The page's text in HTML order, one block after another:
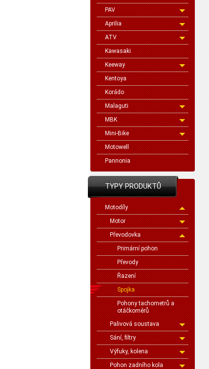
PAV
Aprilia
ATV
Kawasaki
Keeway
Kentoya
Korádo
Malaguti
MBK
Mini-Bike
Motowell
Pannonia
TYPY PRODUKTŮ
Motodíly
Motor
Převodovka
Primární pohon
Převody
Řazení
Spojka
Pohony tachometrů a
otáčkoměrů
Palivová soustava
Sání, filtry
Výfuky, kolena
Pohon zadního kola